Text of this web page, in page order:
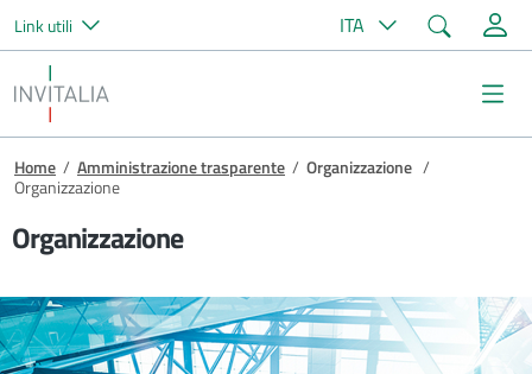
Salta al contenuto principale
Link utili ITA Cerca
Invitalia
Briciole di pane
Home / Amministrazione trasparente / Organizzazione /
Organizzazione
Organizzazione